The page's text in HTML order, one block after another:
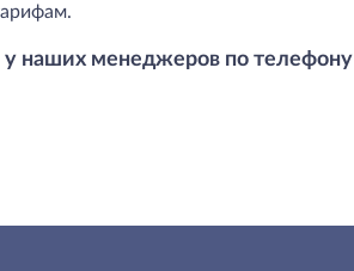
у наших менеджеров по телефону